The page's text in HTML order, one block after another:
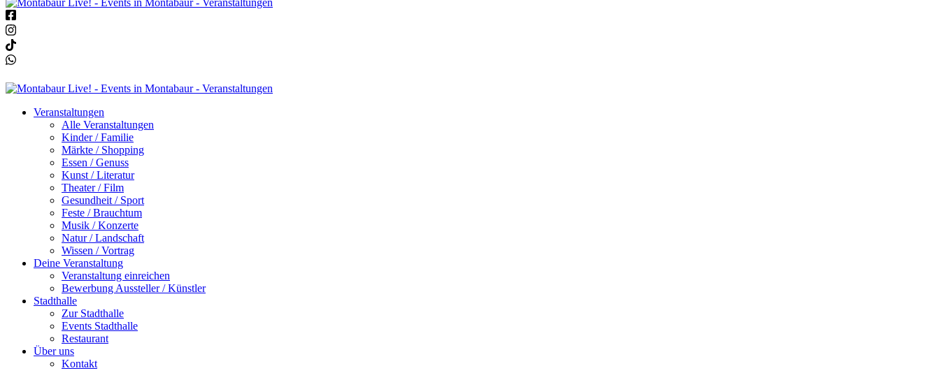
Veranstaltungen
Alle Veranstaltungen
Kinder / Familie
Märkte / Shopping
Essen / Genuss
Kunst / Literatur
Theater / Film
Gesundheit / Sport
Feste / Brauchtum
Musik / Konzerte
Natur / Landschaft
Wissen / Vortrag
Deine Veranstaltung
Veranstaltung einreichen
Bewerbung Aussteller / Künstler
Stadthalle
Zur Stadthalle
Events Stadthalle
Restaurant
Über uns
Kontakt